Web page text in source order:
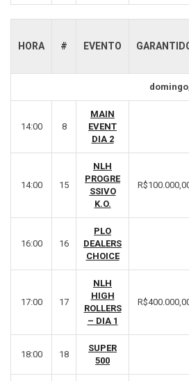
HORA # EVENTO
14:00 8
MAIN
EVENT
DIA 2
14:00 15
NLH
PROGRE
SSIVO
K.O.
16:00 16
PLO
DEALERS
CHOICE
17:00 17
NLH
HIGH
ROLLERS
– DIA 1
18:00 18
SUPER
500